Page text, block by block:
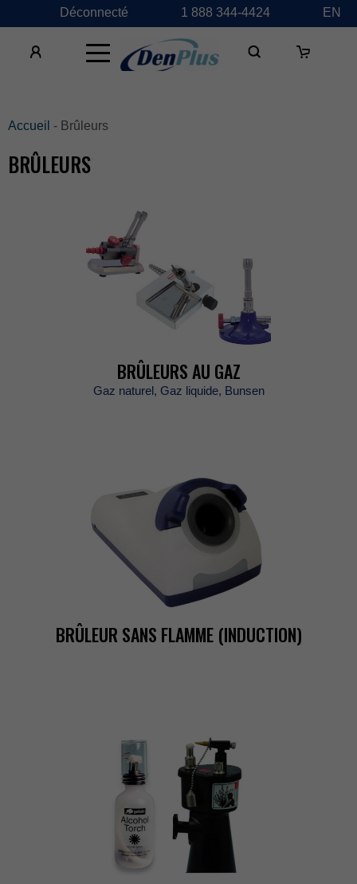
Déconnecté 1888344-4424 EN
×
Accueil -Brûleurs
BRÛLEURS
BRÛLEURSAUGAZ
Gaznaturel,Gazliquide,Bunsen
BRÛLEURSANSFLAMME(INDUCTION)